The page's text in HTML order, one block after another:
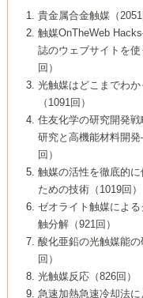
8号 高機能化ポリオレフィンに
触媒の最近の進展
7号 持続可能社会実現のための
触媒関連技術
5号 若手会員による触媒研究の
企業編
6号 第102回触媒討論会
7号 触媒・化学反応における計
8号 若手研究者による触媒研究
2：大学・研究所編
5号 こんな物質，あんな物質―
の可能性―
7号 『結晶の化学』を活かした
8号 イオン液体の応用
5号 水素製造・貯蔵のための触
しい展開
6号 第98回触媒討論会
7号 基礎化学品製造の触媒技術
8号 多機能型リアクター
4号 水分解用光触媒材料
5号 時間分解分光の進歩と応用
6号 第96回触媒討論会
8号 超臨界流体を用いた化学プ
2号 第93回触媒討論会
3号 特殊エネルギー場の触媒反応
4号 生体内における金属の触媒
5号 ファインケミカルズの展開
6号 第94回触媒討論会
7号 サブナノレベルでみた新し
8号 オレフィン重合触媒の新たな
1号 なぜこの触媒が良いのか？
2号 第91回触媒討論会
3号 最近の自動車排ガス処理技術
4号 触媒研究の現状と将来─第
5号 基礎化学品製造の触媒技術
6号 第92回触媒討論会
7号 基礎化学品製造の触媒技術
8号 資源の循環と触媒技術
▼44巻（2002年）
1号 高次制御された触媒の化学
2号 第89回触媒討論会
3号 触媒を利用した電気化学の
4号 ナノ材料の調製と機能化
5号 こんな触媒が欲しい
6号 第90回触媒討論会
7号 触媒研究と学術雑誌/情報
8号 若い世代からみた触媒化学
▼43巻（2001年）
1号 グリーンケミストリーと触媒
2号 第87回触媒討論会特集号
3号 生体触媒とバイオプロセス
4号 水素製造・利用の触媒化学
5号 触媒研究における新しい切
ビナトリアルケミストリー
6号 第88回触媒討論会特集号
7号 企業における触媒研究のブ
8号 この材料を触媒として使っ
▼42巻（2000年）
1号 触媒反応工学の明日を拓く
2号 第85回触媒討論会
3号 反応ダイナミクス
5号 触媒のおもしろさをどのよ
6号 第86回触媒討論会
7号 水素化精製触媒の新しい展開
8号 新しい反応性と機能性を目
クラスタ-化学
▼41巻（1999年）
1号 孔、穴、あな?-特異な空間
2号 第83回触媒討論会
3号 均一系触媒反応最前線
4号 実用炭素材料の新展開
5号 研究の方法論を考える
7号 機能性金属材料と触媒
8号 触媒研究へのNMRの応用と
▼40巻（1998年）
進展と21世紀への提言/創立40周
媒学会この10年の歩みとこれか
2号 第81回触媒討論会
3号 計算機触媒化学へのさそい
4号 触媒劣化の制御と予測
5号 最新の実用プロセスと触媒
6号 第82回触媒討論会
1号 均一系と不均一系触媒反応-
接点
2号 第79回触媒討論会
3号 最新NO除去触媒の実用化研
4号 新しい反応場を目指した触
5号 反応・分離技術の新しい展開
6号 第80回触媒討論会
▼38巻（1996年）
1号 触媒の構造と触媒作用/C1化
する21世紀への触媒
3号 オリンピックメダル:金・銀
な触媒作用を示すか
4号 触媒作用における機能の複合
▼37巻（1995年）
1号 ファインケミカルズと固体触
2号 第75回触媒討論会
3号 希土類を利用した触媒
4号 触媒とリサイクル
5号 エネルギー変換触媒
▼36巻（1994年）
1号 電気化学と触媒
2号 第73回触媒討論会
3号 C4化学の展開
4号 《通常号》
▼35巻（1993年）
1号 工業触媒開発マニュアル―
業化まで
2号 第71回触媒討論会
▼34巻（1992年）
1号 インパクトを与えたこの研究
2号 第69回触媒討論会
▼33巻（1991年）
1号 触媒プロセス開発マニュア
▼32巻（1990年）
貴金属合金触媒（2051
触媒OnTheWeb
誌のウェブサイトを
回）
光触媒はどこまでわ
（1091回）
住友化学の研究開発
研究と高機能材料開
回）
触媒の活性を徹底的に
ための技術（1019回）
ゼオライト触媒によ
触分解（921回）
酸化亜鉛の光触媒能
回）
光触媒反応（826回）
急速加熱急速冷却法